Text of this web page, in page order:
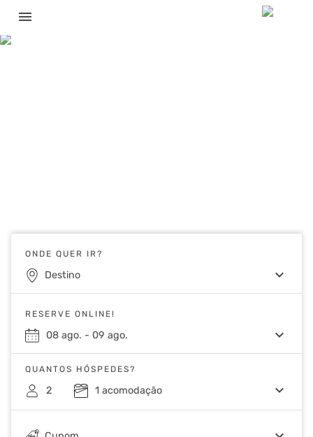
menu
ONDE QUER IR?
Destino keyboard_arrow_down
RESERVE ONLINE!
08 ago. - 09 ago. keyboard_arrow_down
QUANTOS HÓSPEDES?
2 1 acomodação keyboard_arrow_down